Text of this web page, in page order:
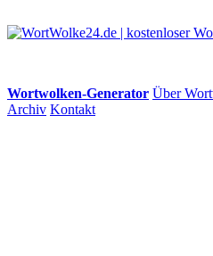
Wortwolken-Generator Über
Archiv Kontakt